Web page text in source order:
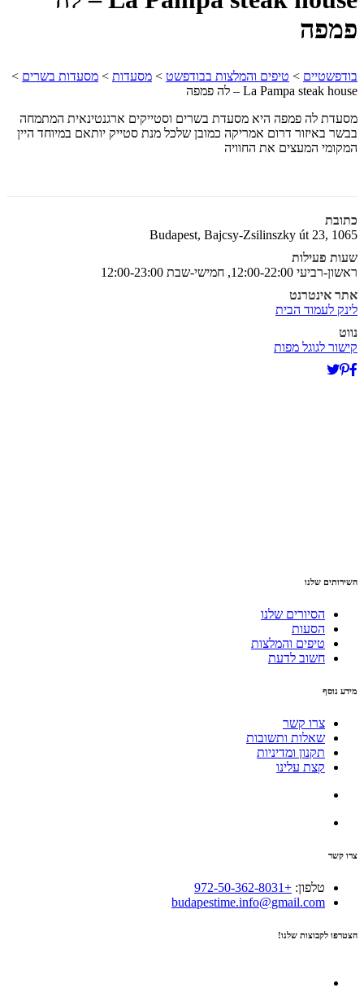
פמפה
בודפשטיים > טיפים והמלצות בבודפשט > מסעדות > מסעדות בשרים >
La Pampa steak house – לה פמפה
מסעדת לה פמפה היא מסעדת בשרים וסטייקים ארגנטינאית המתמחה
בבשר באיזור דרום אמריקה כמובן שלכל מנת סטייק יותאם במיוחד היין
המקומי המעצים את החוויה
כתובת
Budapest, Bajcsy-Zsilinszky út 23, 1065
שעות פעילות
ראשון-רביעי 12:00-22:00, חמישי-שבת 12:00-23:00
אתר אינטרנט
לינק לעמוד הבית
נווט
קישור לגוגל מפות
השירותים שלנו
הסיורים שלנו
הסעות
טיפים והמלצות
חשוב לדעת
מידע נוסף
צרו קשר
שאלות ותשובות
תקנון ומדיניות
קצת עלינו
צרו קשר
טלפון: +972-50-362-8031
budapestime.info@gmail.com
הצטרפו לקבוצות שלנו!